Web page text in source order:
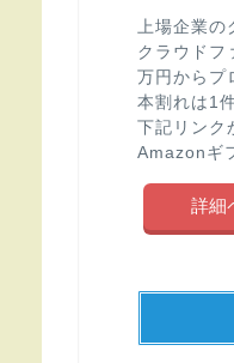
上場企業
クラウドフ
万円からプ
本割れは1
下記リンク
Amazonギ
詳細